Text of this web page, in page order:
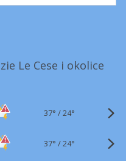
Le Cese i okolice
37° /24°
37° /24°